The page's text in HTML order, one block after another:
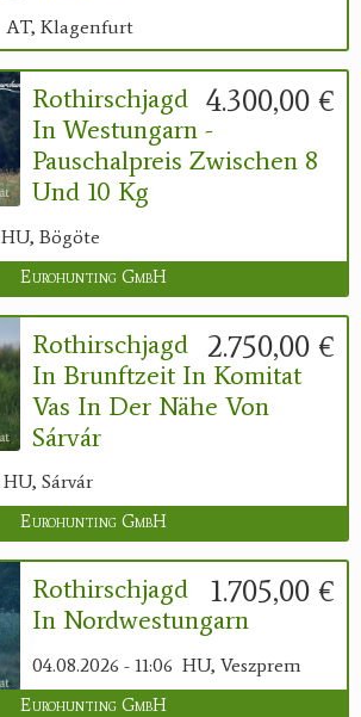
AT, Klagenfurt
4.300,00 €
Rothirschjagd
In Westungarn -
Pauschalpreis Zwischen 8
Und 10 Kg
HU, Bögöte
Eurohunting GmbH
2.750,00 €
Rothirschjagd
In Brunftzeit In Komitat
Vas In Der Nähe Von
Sárvár
HU, Sárvár
Eurohunting GmbH
1.705,00 €
Rothirschjagd
In Nordwestungarn
04.08.2026 - 11:06 HU, Veszprem
Eurohunting GmbH